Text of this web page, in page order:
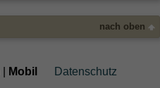
nach oben
Mobil Datenschutz